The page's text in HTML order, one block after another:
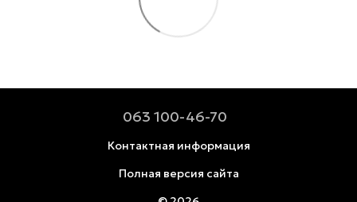
063 100-46-70
Контактная информация
Полная версия сайта